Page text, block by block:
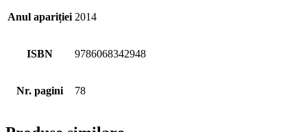
Anul apariției 2014
ISBN 9786068342948
Nr. pagini 78